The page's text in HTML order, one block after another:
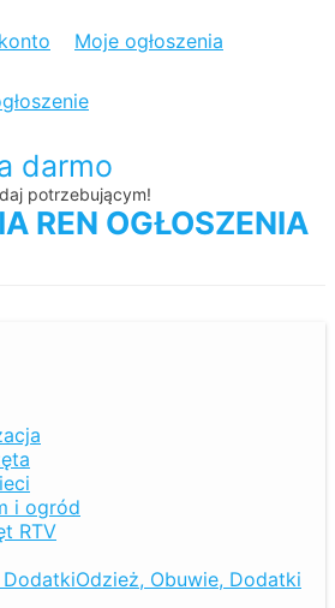
Moje ogłoszenia
darmo
potrzebującym!
OGŁOSZENIA
i ogród
RTV
Odzież, Obuwie, Dodatki